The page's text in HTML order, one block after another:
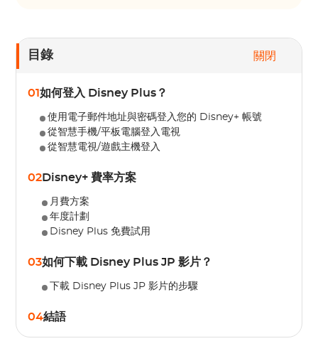
目錄 關閉
01如何登入 Disney Plus？
使用電子郵件地址與密碼登入您的 Disney+ 帳號
從智慧手機/平板電腦登入電視
從智慧電視/遊戲主機登入
02Disney+ 費率方案
月費方案
年度計劃
Disney Plus 免費試用
03如何下載 Disney Plus JP 影片？
下載 Disney Plus JP 影片的步驟
04結語